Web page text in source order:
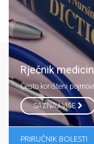
Rječnik
Često korišteni
SAZNAJ VIŠE
PRIRUČNIK BOLESTI